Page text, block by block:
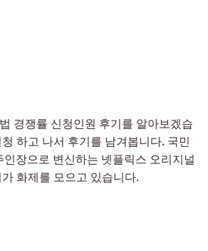
경쟁률 신청인원 후기를 알아보겠습
하고 나서 후기를 남겨봅니다. 국민
인장으로 변신하는 넷플릭스 오리지널
가 화제를 모으고 있습니다.